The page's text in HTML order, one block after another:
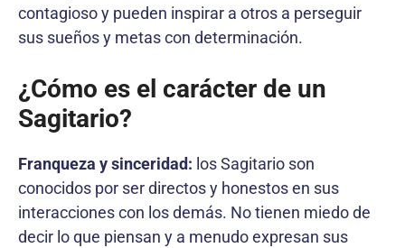
contagioso y pueden inspirar a otros a perseguir
sus sueños y metas con determinación.
¿Cómo es el carácter de un
Sagitario?
Franqueza y sinceridad: los Sagitario son
conocidos por ser directos y honestos en sus
interacciones con los demás. No tienen miedo de
decir lo que piensan y a menudo expresan sus